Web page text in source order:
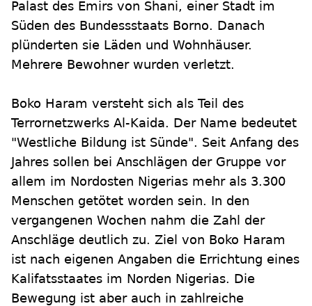
Palast des Emirs von Shani, einer Stadt im
Süden des Bundessstaats Borno. Danach
plünderten sie Läden und Wohnhäuser.
Mehrere Bewohner wurden verletzt.
Boko Haram versteht sich als Teil des
Terrornetzwerks Al-Kaida. Der Name bedeutet
"Westliche Bildung ist Sünde". Seit Anfang des
Jahres sollen bei Anschlägen der Gruppe vor
allem im Nordosten Nigerias mehr als 3.300
Menschen getötet worden sein. In den
vergangenen Wochen nahm die Zahl der
Anschläge deutlich zu. Ziel von Boko Haram
ist nach eigenen Angaben die Errichtung eines
Kalifatsstaates im Norden Nigerias. Die
Bewegung ist aber auch in zahlreiche